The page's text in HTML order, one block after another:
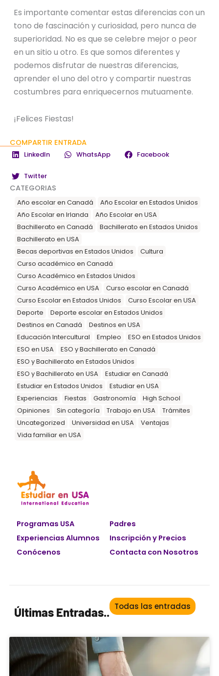
Es importante comentar estas diferencias con un
tono de fascinación y curiosidad, pero nunca de
superioridad. No es que se celebre mejor o peor
en un sitio u otro. Es que somos diferentes y
podemos disfrutar de nuestras diferencias,
aprender el uno del otro y compartir nuestras
costumbres para enriquecernos mutuamente.
¡Felices Fiestas!
COMPARTIR ENTRADA
LinkedIn WhatsApp Facebook
Twitter
CATEGORIAS
Año escolar en Canadá
Año Escolar en Estados Unidos
Año Escolar en Irlanda
Año Escolar en USA
Bachillerato en Canadá
Bachillerato en Estados Unidos
Bachillerato en USA
Becas deportivas en Estados Unidos
Cultura
Curso académico en Canadá
Curso Académico en Estados Unidos
Curso Académico en USA
Curso escolar en Canadá
Curso Escolar en Estados Unidos
Curso Escolar en USA
Deporte
Deporte escolar en Estados Unidos
Destinos en Canadá
Destinos en USA
Educación Intercultural
Empleo
ESO en Estados Unidos
ESO en USA
ESO y Bachillerato en Canadá
ESO y Bachillerato en Estados Unidos
ESO y Bachillerato en USA
Estudiar en Canadá
Estudiar en Estados Unidos
Estudiar en USA
Experiencias
Fiestas Gastronomía
High School
Opiniones
Sin categoría Trabajo en USA
Trámites
Uncategorized
Universidad en USA
Ventajas
Vida familiar en USA
Programas USA
Experiencias Alumnos
Conócenos
Padres
Inscripción y Precios
Contacta con Nosotros
Últimas Entradas.. Todas las entradas